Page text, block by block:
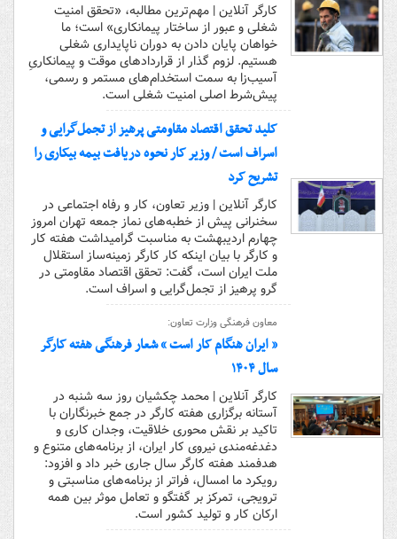
کارگر آنلاین | مهم‌ترین مطالبه، «تحقق امنیت
شغلی و عبور از ساختار پیمانکاری» است؛ ما
خواهان پایان دادن به دوران ناپایداری شغلی
هستیم. لزوم گذار از قراردادهای موقت و پیمانکاریِ
آسیب‌زا به سمت استخدام‌های مستمر و رسمی،
پیش‌شرط اصلی امنیت شغلی است.
کلید تحقق اقتصاد مقاومتی پرهیز از تجمل‌گرایی و
اسراف است / وزیر کار نحوه دریافت بیمه بیکاری را
تشریح کرد
کارگر آنلاین | وزیر تعاون، کار و رفاه اجتماعی در
سخنرانی پیش از خطبه‌های نماز جمعه تهران امروز
چهارم اردیبهشت به مناسبت گرامیداشت هفته کار
و کارگر با بیان اینکه کار کارگر زمینه‌ساز استقلال
ملت ایران است، گفت: تحقق اقتصاد مقاومتی در
گرو پرهیز از تجمل‌گرایی و اسراف است.
معاون فرهنگی وزارت تعاون:
« ایران هنگام کار است » شعار فرهنگی هفته کارگر
سال ۱۴۰۴
کارگر آنلاین | محمد چکشیان روز سه شنبه در
آستانه برگزاری هفته کارگر در جمع خبرنگاران با
تاکید بر نقش محوری خلاقیت، وجدان کاری و
دغدغه‌مندی نیروی کار ایران، از برنامه‌های متنوع و
هدفمند هفته کارگر سال جاری خبر داد و افزود:
رویکرد ما امسال، فراتر از برنامه‌های مناسبتی و
ترویجی، تمرکز بر گفتگو و تعامل موثر بین همه
ارکان کار و تولید کشور است.